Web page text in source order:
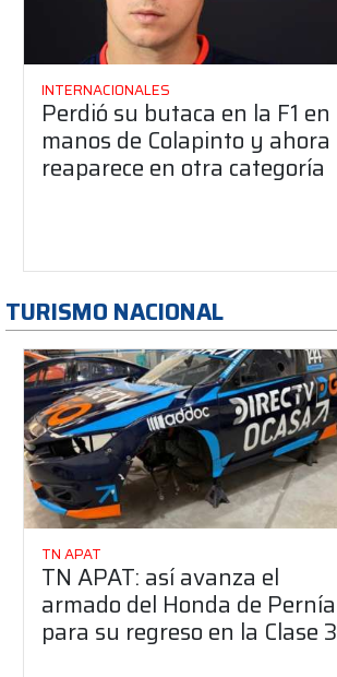
INTERNACIONALES
Perdió su butaca en la F1 en
manos de Colapinto y ahora
reaparece en otra categoría
TURISMO NACIONAL
TN APAT
TN APAT: así avanza el
armado del Honda de Pernía
para su regreso en la Clase 3